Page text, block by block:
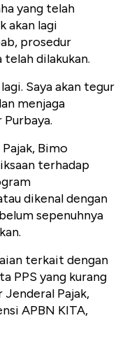
yang telah
akan lagi
prosedur
dilakukan.
Saya akan tegur
menjaga
Bimo
terhadap
dikenal dengan
sepenuhnya
terkait dengan
PPS yang kurang
Pajak,
APBN KITA,